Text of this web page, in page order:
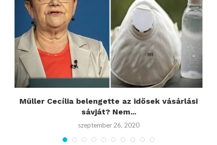
Müller Cecília belengette az idősek vásárlási
sávját? Nem...
szeptember 26, 2020